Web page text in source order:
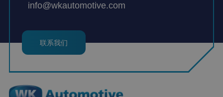
info@wkautomotive.com
联系我们